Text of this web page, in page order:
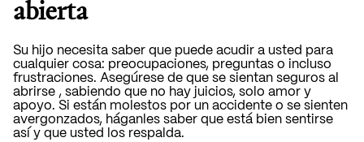
abierta
Su hijo necesita saber que puede acudir a usted para
cualquier cosa: preocupaciones, preguntas o incluso
frustraciones. Asegúrese de que se sientan seguros al
abrirse , sabiendo que no hay juicios, solo amor y
apoyo. Si están molestos por un accidente o se sienten
avergonzados, háganles saber que está bien sentirse
así y que usted los respalda.